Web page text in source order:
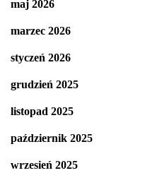
maj 2026
marzec 2026
styczeń 2026
grudzień 2025
listopad 2025
październik 2025
wrzesień 2025